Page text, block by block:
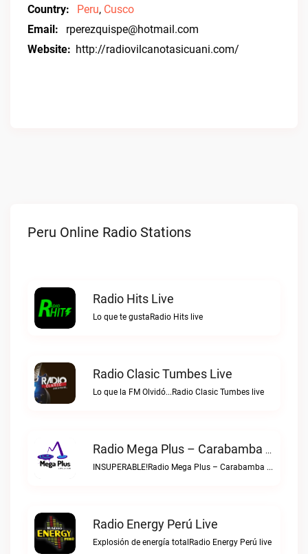
Country:
Peru, Cusco
Email:
rperezquispe@hotmail.com
Website: http://radiovilcanotasicuani.com/
Peru Online Radio Stations
Radio Hits Live
Lo que te gustaRadio Hits live
Radio Clasic Tumbes Live
Lo que la FM Olvidó...Radio Clasic Tumbes live
Radio Mega Plus – Carabamba Live
INSUPERABLE!Radio Mega Plus – Carabamba live
Radio Energy Perú Live
Explosión de energía totalRadio Energy Perú live